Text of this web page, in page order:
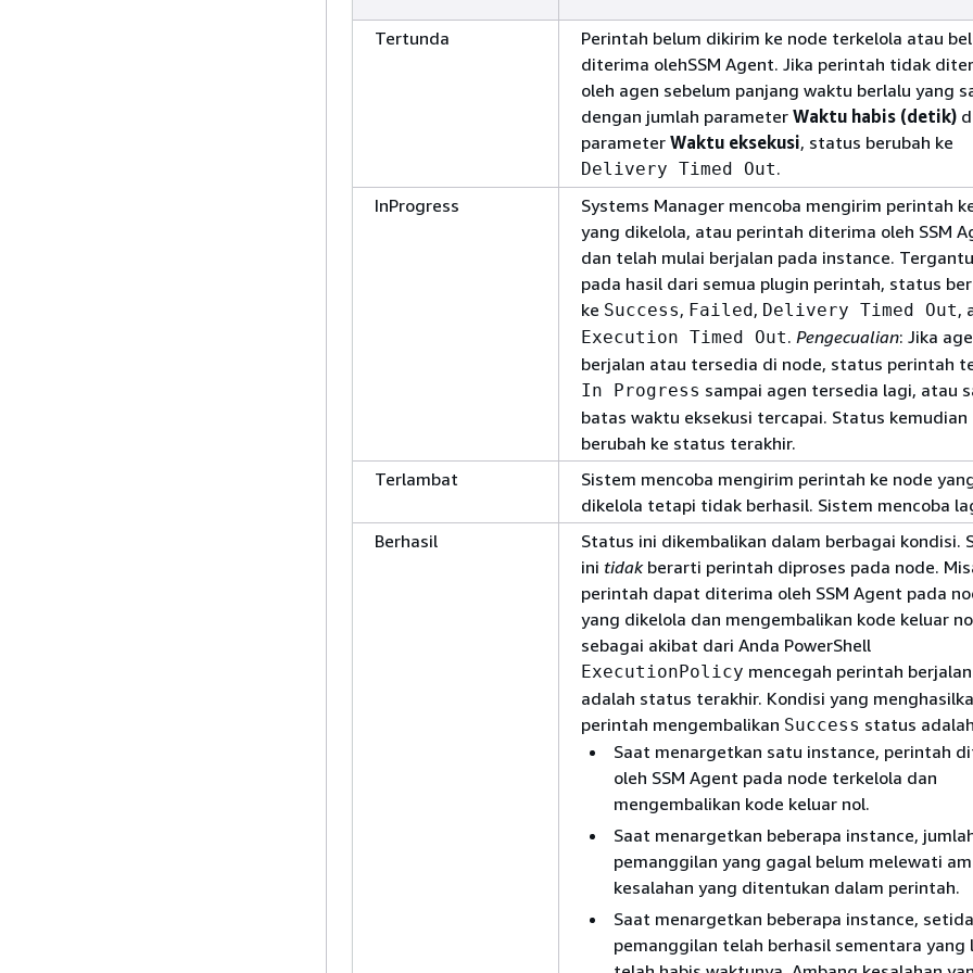
Tertunda
Perintah belum dikirim ke node terkelola atau
diterima olehSSM Agent. Jika perintah tidak
oleh agen sebelum panjang waktu berlalu yang
dengan jumlah parameter Waktu habis (detik)
parameter Waktu eksekusi, status berubah ke
Delivery Timed Out.
InProgress
Systems Manager mencoba mengirim perintah
yang dikelola, atau perintah diterima oleh SSM
dan telah mulai berjalan pada instance.
pada hasil dari semua plugin perintah, status
ke Success, Failed, Delivery Timed Out,
Execution Timed Out. Pengecualian: Jika
berjalan atau tersedia di node, status perintah
In Progress sampai agen tersedia lagi, atau
batas waktu eksekusi tercapai. Status kemudian
berubah ke status terakhir.
Terlambat
Sistem mencoba mengirim perintah ke node
dikelola tetapi tidak berhasil. Sistem mencoba
Berhasil
Status ini dikembalikan dalam berbagai kondisi.
ini tidakberarti perintah diproses pada node.
perintah dapat diterima oleh SSM Agent pada
yang dikelola dan mengembalikan kode keluar
sebagai akibat dari Anda PowerShell
ExecutionPolicy mencegah perintah
adalah status terakhir. Kondisi yang
perintah mengembalikan Success status
Saat menargetkan satu instance, perintah
oleh SSM Agent pada node terkelola dan
mengembalikan kode keluar nol.
Saat menargetkan beberapa instance,
pemanggilan yang gagal belum melewati
kesalahan yang ditentukan dalam perintah.
Saat menargetkan beberapa instance,
pemanggilan telah berhasil sementara yang